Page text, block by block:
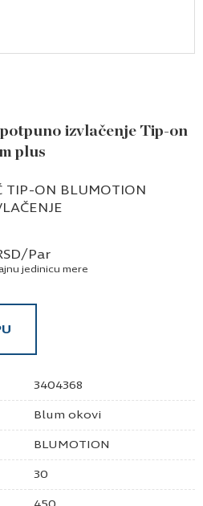
izvlačenje Tip-on
plus
3404368
Blum okovi
BLUMOTION
30
TIP-ON BLUMOTION
/Par
jedinicu mere